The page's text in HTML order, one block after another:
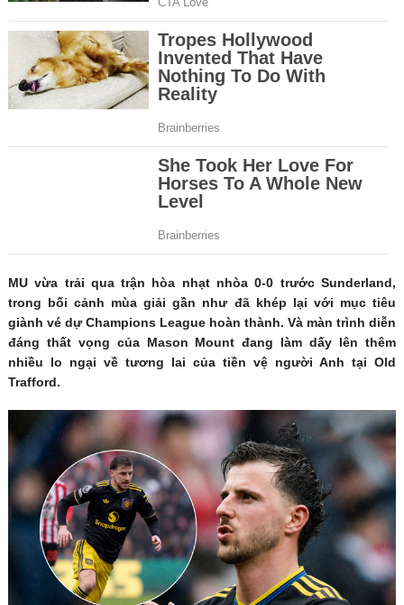
MU vừa trải qua trận hòa nhạt nhòa 0-0 trước Sunderland,
trong bối cảnh mùa giải gần như đã khép lại với mục tiêu
giành vé dự Champions League hoàn thành. Và màn trình diễn
đáng thất vọng của Mason Mount đang làm dấy lên thêm
nhiều lo ngại về tương lai của tiền vệ người Anh tại Old
Trafford.